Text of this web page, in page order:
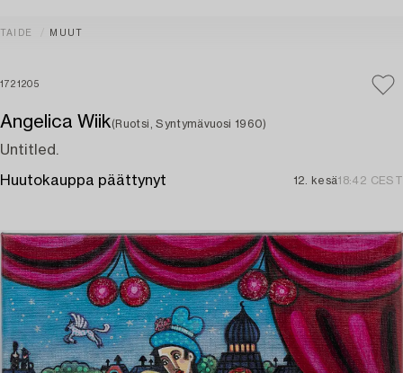
TAIDE MUUT
1721205
Angelica Wiik(Ruotsi, Syntymävuosi 1960)
Untitled.
Huutokauppa päättynyt 12. kesä18:42 CEST